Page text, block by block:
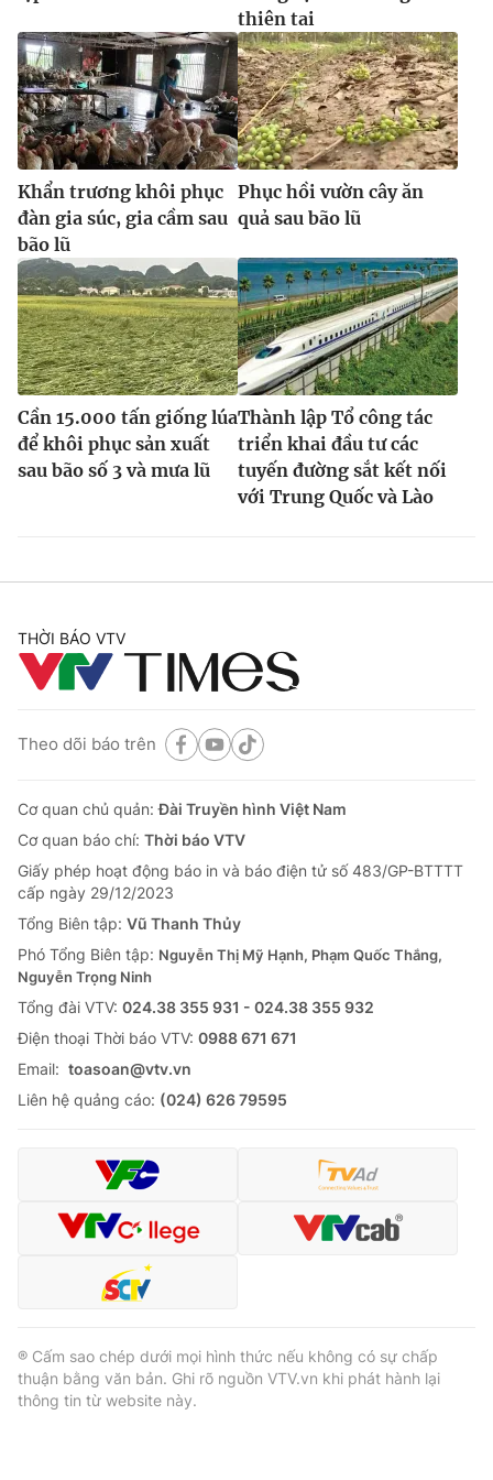
024.66 897 897
Email:toasoan@vtv.vn
Liên hệ quảng cáo:024-7300.7108
® Cấm sao chép dưới mọi hình thức nếu không có sự chấp
thuận bằng văn bản. Ghi rõ nguồn VTV.vn khi phát hành lại
thông tin từ website này.
thiên tai
Khẩn trương khôi phục
đàn gia súc, gia cầm sau
bão lũ
Phục hồi vườn cây ăn
quả sau bão lũ
Cần 15.000 tấn giống lúa
để khôi phục sản xuất
sau bão số 3 và mưa lũ
Thành lập Tổ công tác
triển khai đầu tư các
tuyến đường sắt kết nối
với Trung Quốc và Lào
THỜI BÁO VTV
Theo dõi báo trên
Cơ quan chủ quản:Đài Truyền hình Việt Nam
Cơ quan báo chí: Thời báo VTV
Giấy phép hoạt động báo in và báo điện tử số 483/GP-BTTTT
cấp ngày 29/12/2023
Tổng Biên tập: Vũ Thanh Thủy
Phó Tổng Biên tập: Nguyễn Thị Mỹ Hạnh, Phạm Quốc Thắng,
Nguyễn Trọng Ninh
Tổng đài VTV: 024.38 355 931 - 024.38 355 932
Ðiện thoại Thời báo VTV: 0988 671 671
Email: toasoan@vtv.vn
Liên hệ quảng cáo: (024) 626 79595
® Cấm sao chép dưới mọi hình thức nếu không có sự chấp
thuận bằng văn bản. Ghi rõ nguồn VTV.vn khi phát hành lại
thông tin từ website này.